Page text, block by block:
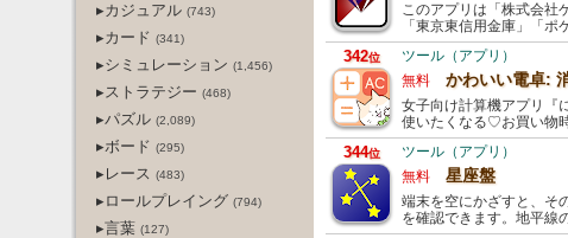
▸カジュアル (743)
▸カード (341)
▸シミュレーション (1,456)
▸ストラテジー (468)
▸パズル (2,089)
▸ボード (295)
▸レース (483)
▸ロールプレイング (794)
▸言葉 (127)
このアプリは「株式会社
「東京東信用金庫」「
342位 ツール（アプリ）
無料 かわいい電卓:
女子向け計算機アプリ『
使いたくなる♡お買い物
344位 ツール（アプリ）
無料 星座盤
端末を空にかざすと、そ
を確認できます。地平線